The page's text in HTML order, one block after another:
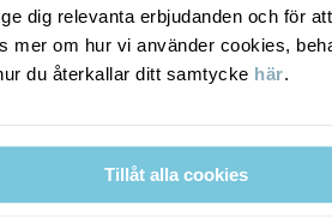
dig relevanta erbjudanden och för
mer om hur vi använder cookies,
du återkallar ditt samtycke här.
Tillåt alla cookies